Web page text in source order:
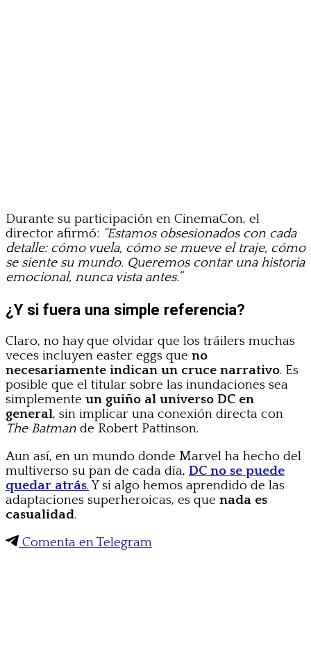
Durante su participación en CinemaCon, el
director afirmó: “Estamos obsesionados con cada
detalle: cómo vuela, cómo se mueve el traje, cómo
se siente su mundo. Queremos contar una historia
emocional, nunca vista antes.”
¿Y si fuera una simple referencia?
Claro, no hay que olvidar que los tráilers muchas
veces incluyen easter eggs que no
necesariamente indican un cruce narrativo. Es
posible que el titular sobre las inundaciones sea
simplemente un guiño al universo DC en
general, sin implicar una conexión directa con
The Batman de Robert Pattinson.
Aun así, en un mundo donde Marvel ha hecho del
multiverso su pan de cada día, DC no se puede
quedar atrás.Y si algo hemos aprendido de las
adaptaciones superheroicas, es que nada es
casualidad.
Comenta en Telegram